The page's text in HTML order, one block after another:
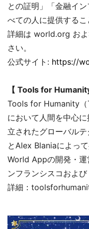
との証明」「金融イ
べての人に提供するこ
詳細は world.org お
さい。
公式サイト: https://
【 Tools for
Tools for Humanity（
において人間を中心
立されたグローバル
とAlex Blaniaによっ
World Appの開発・運
ンフランシスコおよび
詳細：